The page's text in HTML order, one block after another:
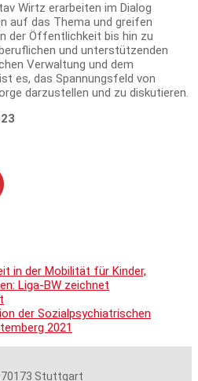
Wirtz erarbeiten im Dialog
auf das Thema und greifen
der Öffentlichkeit bis hin zu
und unterstützenden
Verwaltung und dem
es, das Spannungsfeld von
darzustellen und zu diskutieren.
in der Mobilität für Kinder,
Liga-BW zeichnet
der Sozialpsychiatrischen
2021
Stuttgart